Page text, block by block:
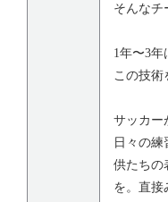
そんなチ
1年〜3
この技術
サッカー
日々の
供たちの
を。直接